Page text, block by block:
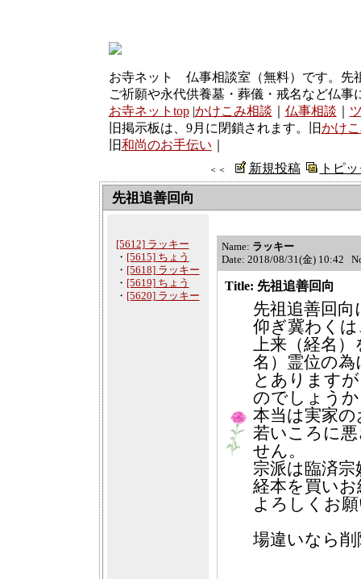
お寺ネット 仏事相談室（無料）です。先
ご祈願や永代供養墓・葬儀・戒名など仏事
お寺ネットtop|かけこみ相談 仏事相談
旧掲示板は、9月に閉鎖されます。旧かけ
旧和尚のお手伝い
＜＜ 新規投稿 トピ
先祖追善回向
[5612] ラッキー
・ [5615] ちょう
・ [5618] ラッキー
・ [5619] ちょう
・ [5620] ラッキー
Name: ラッキー
Date: 2018/08/31(金) 10:42
Title: 先祖追善回向
先祖追善回
仰ぎ冀わく
上来（経名
名）霊位の為
とあります
のでしょう
本当は実家
若いころに
せん。
宗派は臨済
経本を買い
よろしくお
場違いなら